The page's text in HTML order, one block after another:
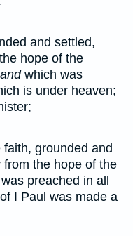
and settled,
hope of the
andwhich was
is under heaven;
grounded and
the hope of the
preached in all
I Paul was made a